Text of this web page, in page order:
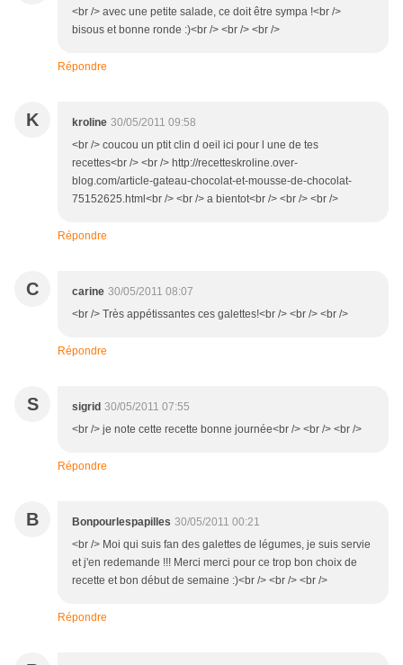
<br /> avec une petite salade, ce doit être sympa !<br />
bisous et bonne ronde :)<br /> <br /> <br />
Répondre
K kroline 30/05/2011 09:58
<br /> coucou un ptit clin d oeil ici pour l une de tes
recettes<br /> <br /> http://recetteskroline.over-
blog.com/article-gateau-chocolat-et-mousse-de-chocolat-
75152625.html<br /> <br /> a bientot<br /> <br /> <br />
Répondre
C carine 30/05/2011 08:07
<br /> Très appétissantes ces galettes!<br /> <br /> <br />
Répondre
S sigrid 30/05/2011 07:55
<br /> je note cette recette bonne journée<br /> <br /> <br />
Répondre
B Bonpourlespapilles 30/05/2011 00:21
<br /> Moi qui suis fan des galettes de légumes, je suis servie
et j'en redemande !!! Merci merci pour ce trop bon choix de
recette et bon début de semaine :)<br /> <br /> <br />
Répondre